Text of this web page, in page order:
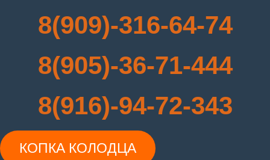
8(909)-316-64-74
8(905)-36-71-444
8(916)-94-72-343
КОПКА КОЛОДЦА